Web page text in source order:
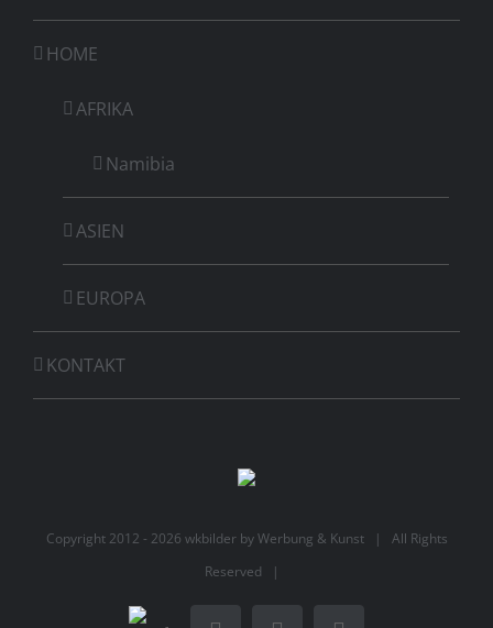
HOME
AFRIKA
Namibia
ASIEN
EUROPA
KONTAKT
Copyright 2012 - 2026 wkbilder byWerbung & Kunst| All Rights
Reserved |
Werbung